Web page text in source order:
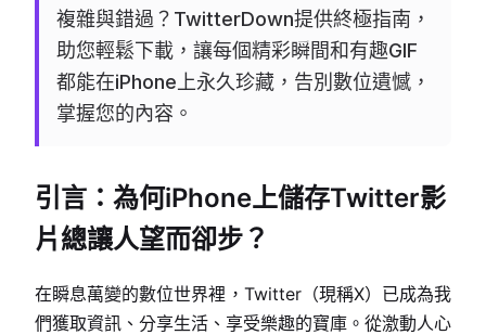
複雜與錯過？TwitterDown提供終極指南，
助您輕鬆下載，讓每個精彩瞬間和有趣GIF
都能在iPhone上永久珍藏，告別數位遺憾，
掌握您的內容。
引言：為何iPhone上儲存Twitter影
片總讓人望而卻步？
在瞬息萬變的數位世界裡，Twitter（現稱X）已成為我
們獲取資訊、分享生活、享受樂趣的寶庫。從激動人心